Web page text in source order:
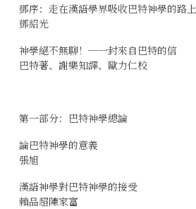
鄧序：走在漢語學界吸收巴特神學的路上
鄧紹光
神學絕不無聊！─一封來自巴特的信
巴特著、謝樂知譯、歐力仁校
第一部分：巴特神學總論
論巴特神學的意義
張旭
漢語神學對巴特神學的接受
賴品超陳家富